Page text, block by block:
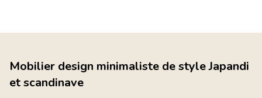
Mobilier design minimaliste de style Japandi
et scandinave